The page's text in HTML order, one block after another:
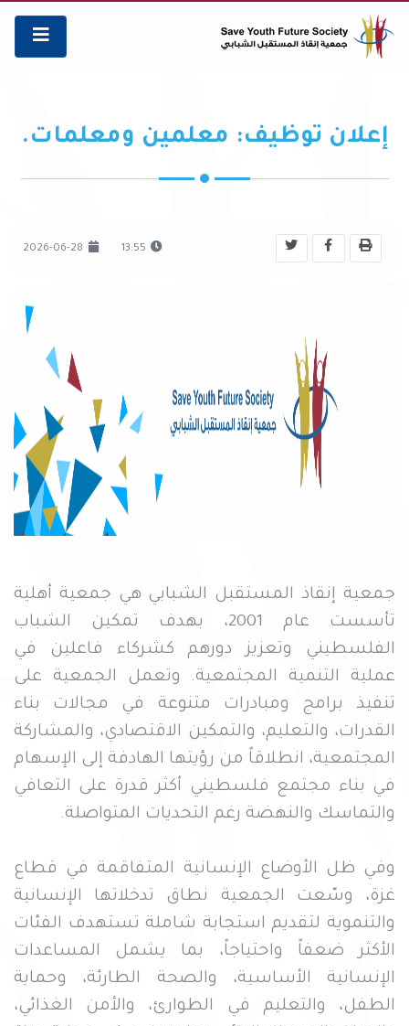
إعلان توظيف: معلمين ومعلمات.
جمعية إنقاذ المستقبل الشبابي هي جمعية أهلية
تأسست عام 2001، بهدف تمكين الشباب
الفلسطيني وتعزيز دورهم كشركاء فاعلين في
عملية التنمية المجتمعية. وتعمل الجمعية على
تنفيذ برامج ومبادرات متنوعة في مجالات بناء
القدرات، والتعليم، والتمكين الاقتصادي، والمشاركة
المجتمعية، انطلاقاً من رؤيتها الهادفة إلى الإسهام
في بناء مجتمع فلسطيني أكثر قدرة على التعافي
والتماسك والنهضة رغم التحديات المتواصلة.
وفي ظل الأوضاع الإنسانية المتفاقمة في قطاع
غزة، وسّعت الجمعية نطاق تدخلاتها الإنسانية
والتنموية لتقديم استجابة شاملة تستهدف الفئات
الأكثر ضعفاً واحتياجاً، بما يشمل المساعدات
الإنسانية الأساسية، والصحة الطارئة، وحماية
الطفل، والتعليم في الطوارئ، والأمن الغذائي،